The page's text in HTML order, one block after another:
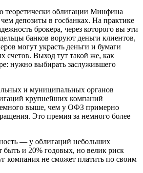
теоретически облигации Минфина
депозиты в госбанках. На практике
брокера, через которого вы эти
банков воруют деньги клиентов,
могут украсть деньги и бумаги
счетов. Выход тут такой же, как
нужно выбирать заслужившего
и муниципальных органов
крупнейших компаний
выше, чем у ОФЗ примерно
Это премия за немного более
— у облигаций небольших
и 20% годовых, но велик риск
компания не сможет платить по своим